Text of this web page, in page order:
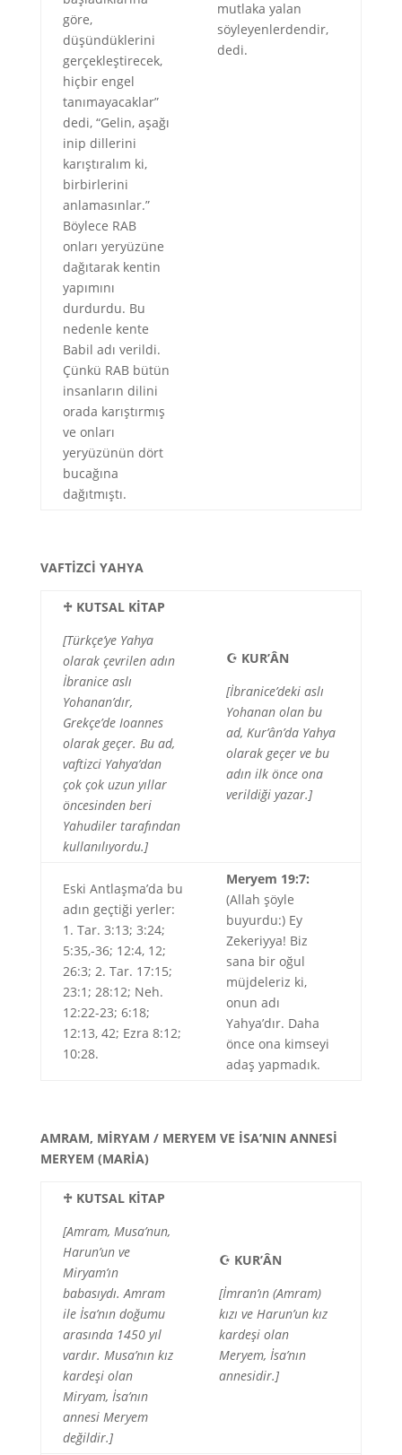
göre,
düşündüklerini
gerçekleştirecek,
hiçbir engel
tanımayacaklar”
dedi, “Gelin, aşağı
inip dillerini
karıştıralım ki,
birbirlerini
anlamasınlar.”
Böylece RAB
onları yeryüzüne
dağıtarak kentin
yapımını
durdurdu. Bu
nedenle kente
Babil adı verildi.
Çünkü RAB bütün
insanların dilini
orada karıştırmış
ve onları
yeryüzünün dört
bucağına
dağıtmıştı.
mutlaka yalan
söyleyenlerdendir,
dedi.
VAFTİZCİ YAHYA
♱ KUTSAL KİTAP
[Türkçe’ye Yahya
olarak çevrilen adın
İbranice aslı
Yohanan’dır,
Grekçe’de Ioannes
olarak geçer. Bu ad,
vaftizci Yahya’dan
çok çok uzun yıllar
öncesinden beri
Yahudiler tarafından
kullanılıyordu.]
☪ KUR’ÂN
[İbranice’deki aslı
Yohanan olan bu
ad, Kur’ân’da Yahya
olarak geçer ve bu
adın ilk önce ona
verildiği yazar.]
Eski Antlaşma’da bu
adın geçtiği yerler:
1. Tar. 3:13; 3:24;
5:35,-36; 12:4, 12;
26:3; 2. Tar. 17:15;
23:1; 28:12; Neh.
12:22-23; 6:18;
12:13, 42; Ezra 8:12;
10:28.
Meryem 19:7:
(Allah şöyle
buyurdu:) Ey
Zekeriyya! Biz
sana bir oğul
müjdeleriz ki,
onun adı
Yahya’dır. Daha
önce ona kimseyi
adaş yapmadık.
AMRAM, MİRYAM / MERYEM VE İSA’NIN ANNESİ
MERYEM (MARİA)
♱ KUTSAL KİTAP
[Amram, Musa’nun,
Harun’un ve
Miryam’ın
babasıydı. Amram
ile İsa’nın doğumu
arasında 1450 yıl
vardır. Musa’nın kız
kardeşi olan
Miryam, İsa’nın
annesi Meryem
değildir.]
☪ KUR’ÂN
[İmran’ın (Amram)
kızı ve Harun’un kız
kardeşi olan
Meryem, İsa’nın
annesidir.]